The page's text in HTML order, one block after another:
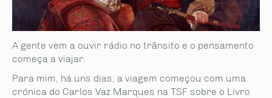
A gente vem a ouvir rádio no trânsito e o pensamento
começa a viajar.
Para mim, há uns dias, a viagem começou com uma
crónica do Carlos Vaz Marques na TSF sobre o Livro